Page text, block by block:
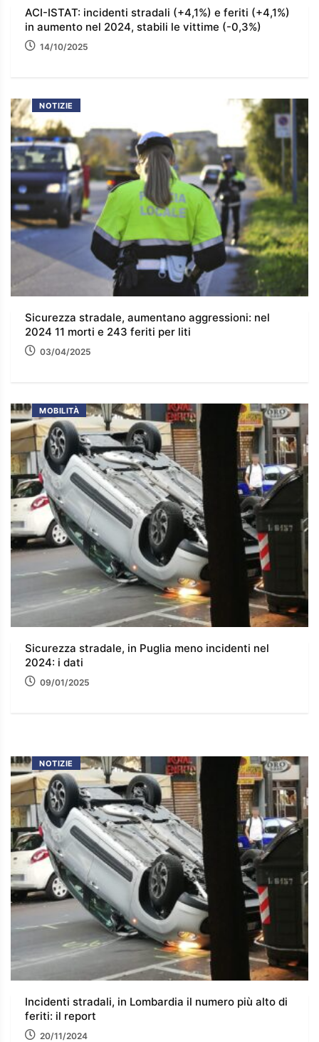
ACI-ISTAT: incidenti stradali (+4,1%) e feriti (+4,1%)
in aumento nel 2024, stabili le vittime (-0,3%)
14/10/2025
NOTIZIE
Sicurezza stradale, aumentano aggressioni: nel
2024 11 morti e 243 feriti per liti
03/04/2025
MOBILITÀ
Sicurezza stradale, in Puglia meno incidenti nel
2024: i dati
09/01/2025
NOTIZIE
Incidenti stradali, in Lombardia il numero più alto di
feriti: il report
20/11/2024